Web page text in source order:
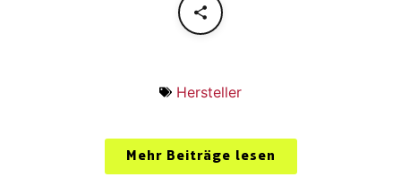
Hersteller
Mehr Beiträge lesen